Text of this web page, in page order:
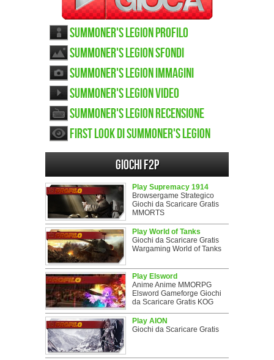
Summoner's Legion Profilo
Summoner's Legion sfondi
Summoner's Legion immagini
Summoner's Legion video
Summoner's Legion recensione
First look di Summoner's Legion
Giochi F2P
Play Supremacy 1914
Browsergame Strategico
Giochi da Scaricare Gratis
MMORTS
Play World of Tanks
Giochi da Scaricare Gratis
Wargaming World of Tanks
Play Elsword
Anime Anime MMORPG
Elsword Gameforge Giochi
da Scaricare Gratis KOG
Play AION
Giochi da Scaricare Gratis